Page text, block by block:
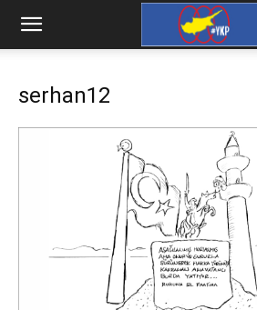
serhan12